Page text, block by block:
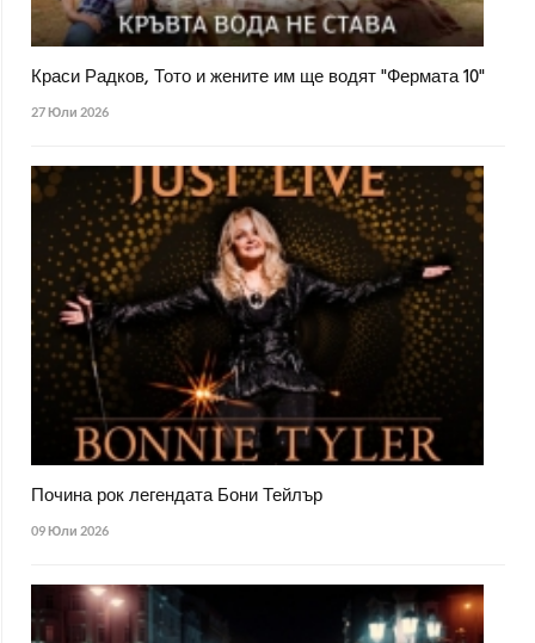
Краси Радков, Тото и жените им ще водят "Фермата 10"
27 Юли 2026
Почина рок легендата Бони Тейлър
09 Юли 2026